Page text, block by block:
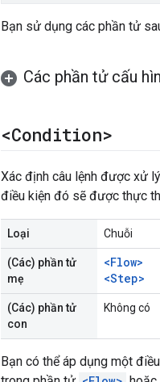
Bạn sử dụng các phần tử
Các phần tử cấu
<Condition>
Xác định câu lệnh được xử
điều kiện đó sẽ được thực
Loại Chuỗi
(Các) phần tử
mẹ
<Flow>
<Step>
(Các) phần tử
con
Không có
Bạn có thể áp dụng một